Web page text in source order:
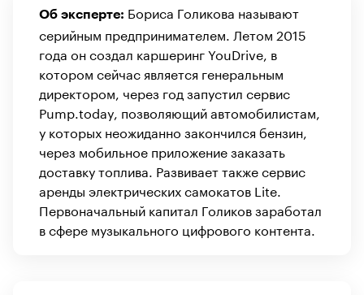
Об эксперте: Бориса Голикова называют
серийным предпринимателем. Летом 2015
года он создал каршеринг YouDrive, в
котором сейчас является генеральным
директором, через год запустил сервис
Pump.today, позволяющий автомобилистам,
у которых неожиданно закончился бензин,
через мобильное приложение заказать
доставку топлива. Развивает также сервис
аренды электрических самокатов Lite.
Первоначальный капитал Голиков заработал
в сфере музыкального цифрового контента.